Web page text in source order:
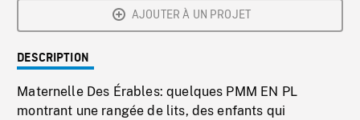
AJOUTER À UN PROJET
DESCRIPTION
Maternelle Des Érables: quelques PMM EN PL
montrant une rangée de lits, des enfants qui